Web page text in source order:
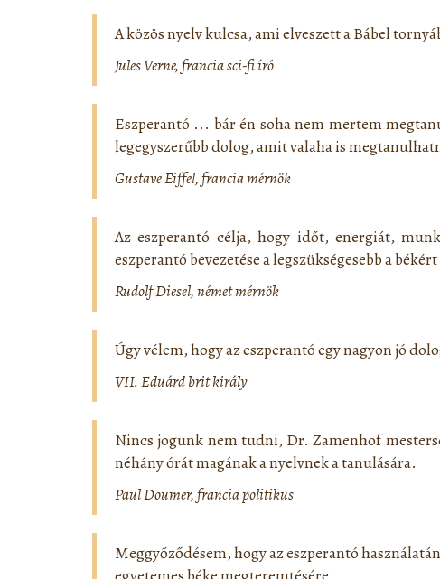
A közös nyelv kulcsa, ami elveszett a Bábel
Jules Verne, francia sci-fi író
Eszperantó ... bár én soha nem mertem
legegyszerűbb dolog, amit valaha is
Gustave Eiffel, francia mérnök
Az eszperantó célja, hogy időt, energiát,
eszperantó bevezetése a legszükségesebb a
Rudolf Diesel, német mérnök
Úgy vélem, hogy az eszperantó egy nagyon jó
VII. Eduárd brit király
Nincs jogunk nem tudni, Dr. Zamenhof
néhány órát magának a nyelvnek a tanulására.
Paul Doumer, francia politikus
Meggyőződésem, hogy az eszperantó